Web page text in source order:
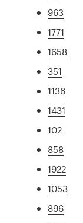
963
1771
1658
351
1136
1431
102
858
1922
1053
896